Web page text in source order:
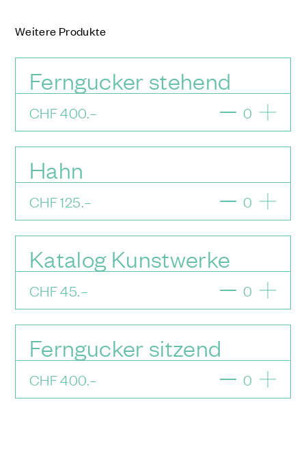
Weitere Produkte
Ferngucker stehend
CHF400 .– 0
Hahn
CHF125 .– 0
Katalog Kunstwerke
CHF45 .– 0
Ferngucker sitzend
CHF400 .– 0